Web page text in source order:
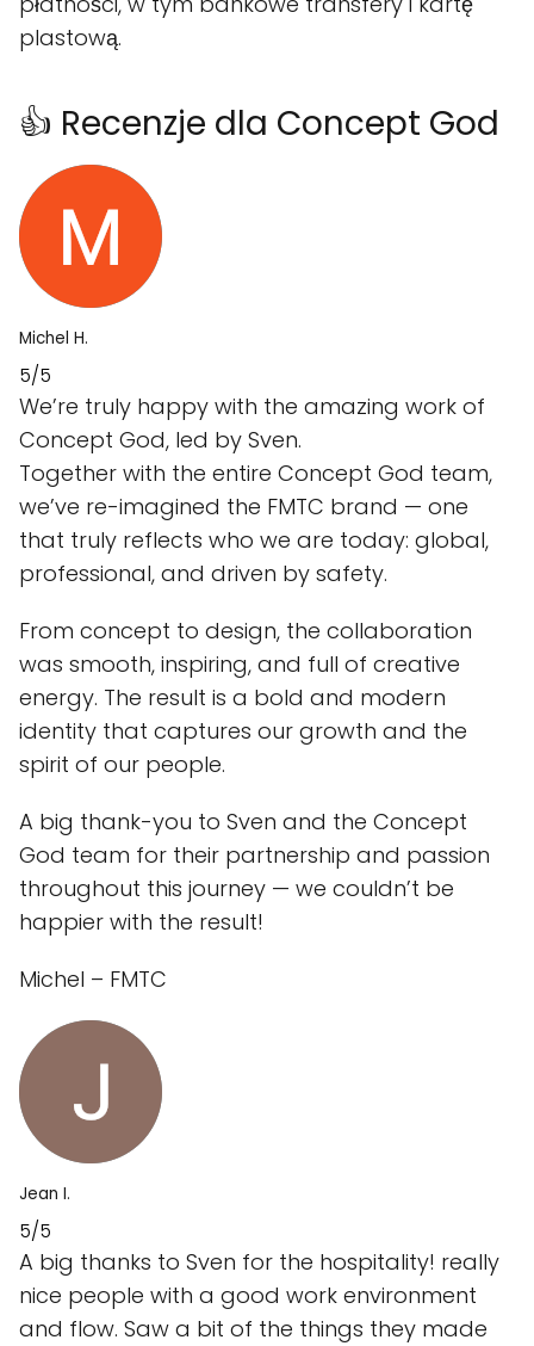
plastową.
👍 Recenzje dla Concept God
Michel H.
5/5
We’re truly happy with the amazing work of
Concept God, led by Sven.
Together with the entire Concept God team,
we’ve re-imagined the FMTC brand — one
that truly reflects who we are today: global,
professional, and driven by safety.
From concept to design, the collaboration
was smooth, inspiring, and full of creative
energy. The result is a bold and modern
identity that captures our growth and the
spirit of our people.
A big thank-you to Sven and the Concept
God team for their partnership and passion
throughout this journey — we couldn’t be
happier with the result!
Michel – FMTC
Jean I.
5/5
A big thanks to Sven for the hospitality! really
nice people with a good work environment
and flow. Saw a bit of the things they made